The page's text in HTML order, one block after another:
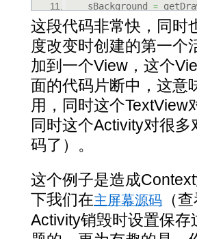
    sBackground
=
}
  label.
  setContentView
label);
}
这段代码非常快，同时
度改变时创建的第一个
加到一个View，这个
面的代码片断中，这意
用，同时这个
同时这个Activity对很
码了）。
这个例子是造成
下我们在主屏幕源码
（
Activity销毁时设置保